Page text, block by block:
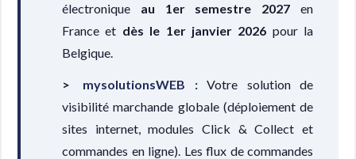
électronique au 1er semestre 2027 en
France et dès le 1er janvier 2026 pour la
Belgique.
mysolutionsWEB :Votre solution de
visibilité marchande globale (déploiement de
sites internet, modules Click & Collect et
commandes en ligne). Les flux de commandes